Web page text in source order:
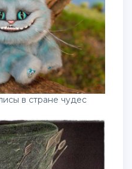
в стране чудес